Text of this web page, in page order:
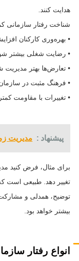
هدایت کنند.
شناخت رفتار سازمانی
• بهره‌وری کارکنان
• رضایت شغلی بیشتر
• تعارض‌ها بهتر مدیریت
• فرهنگ مثبت در
• تغییرات با مقاومت
پیشنهاد : مدیریت
برای مثال، فرض کنید
تغییر دهد. طبیعی است که
توضیح، همدلی و مشارکت
بیشتر خواهد بود.
انواع رفتار